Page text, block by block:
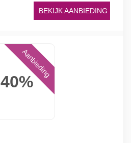
BEKIJK AANBIEDING
40%
Aanbieding